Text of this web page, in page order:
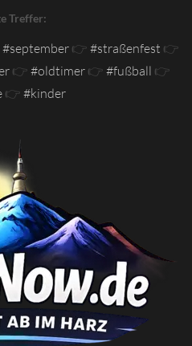
Treffer:
#september 👉 #straßenfest 👉
👉 #oldtimer👉 #fußball 👉
👉 #kinder